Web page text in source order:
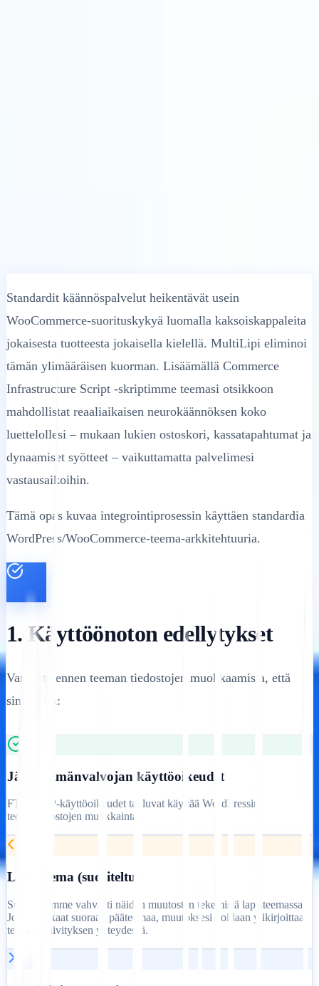
Standardit käännöspalvelut heikentävät usein
WooCommerce-suorituskykyä luomalla kaksoiskappaleita
jokaisesta tuotteesta jokaisella kielellä. MultiLipi eliminoi
tämän ylimääräisen kuorman. Lisäämällä Commerce
Infrastructure Script -skriptimme teemasi otsikkoon
mahdollistat reaaliaikaisen neurokäännöksen koko
luettelollesi – mukaan lukien ostoskori, kassatapahtumat ja
dynaamiset syötteet – vaikuttamatta palvelimesi
vastausaikoihin.
Tämä opas kuvaa integrointiprosessin käyttäen standardia
WordPress/WooCommerce-teema-arkkitehtuuria.
1. Käyttöönoton edellytykset
Varmista ennen teeman tiedostojen muokkaamista, että
sinulla on:
Järjestelmänvalvojan käyttöoikeudet
FTP/SFTP-käyttöoikeudet tai luvat käyttää WordPressin
teematiedostojen muokkainta.
Lapsiteema (suositeltu)
Suosittelemme vahvasti näiden muutosten tekemistä lapsiteemassa.
Jos muokkaat suoraan pääteemaa, muutoksesi voidaan ylikirjoittaa
teeman päivityksen yhteydessä.